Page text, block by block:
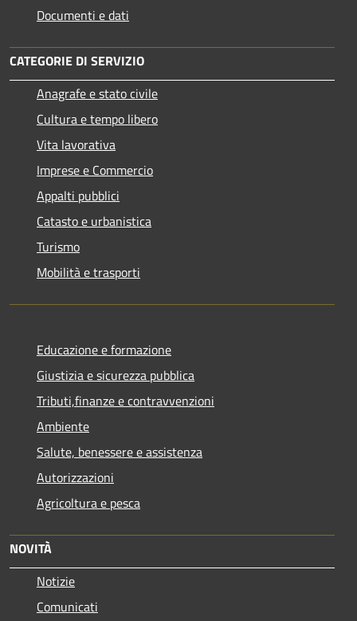
Documenti e dati
CATEGORIE DI SERVIZIO
Anagrafe e stato civile
Cultura e tempo libero
Vita lavorativa
Imprese e Commercio
Appalti pubblici
Catasto e urbanistica
Turismo
Mobilità e trasporti
Educazione e formazione
Giustizia e sicurezza pubblica
Tributi,finanze e contravvenzioni
Ambiente
Salute, benessere e assistenza
Autorizzazioni
Agricoltura e pesca
NOVITÀ
Notizie
Comunicati